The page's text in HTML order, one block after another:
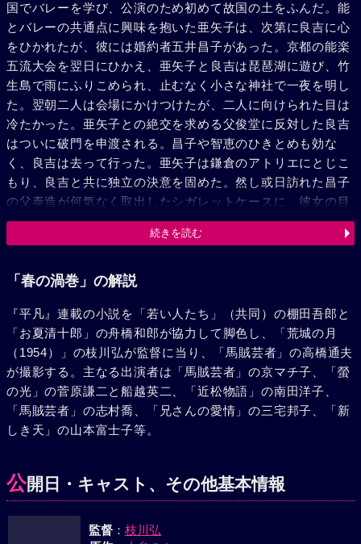
国でバレーを学び、公演のため初めて故国の土をふんだ。能
とバレーの共通点に興味を抱いた亜矢子は、次第に良吉に心
をひかれたが、彼には婚約者五井昌子があった。京都の能楽
五流大会を翌日にひかえ、亜矢子と良吉は琵琶湖に遊び、竹
生島で雨にふりこめられ、止むなく小さな神社で一夜を明し
た。翌朝二人は会場にかけつけたが、二人に向けられた目は
冷たかった。亜矢子との絶交を求める父俊堂に反対した良吉
はついに破門を申渡される。昌子や智恵のひきとめも効な
く、良吉は去って行った。亜矢子は鎌倉のアトリエにとじこ
もり、良吉と共に独立の決意を固めた。然し或日訪れた昌子
の父泰造が何気なく取出したシガレットケースに、彼女の目
は釘づけとなった。それには彼女のコンパクトと同じ凱旋門
のデザインがあった。彼こそパリで幼い亜矢子と母をすてて
のために、そして良吉を能の舞台に帰すために、亜矢子はあ
た。然しその席に良吉の求める亜矢子の姿は見えなかった。
彼女はその日羽田から飛立うしたが、危く駆けつけた良吉の
腕に抱かれた。
続きを読む
「春の渦巻」の解説
『平凡』連載の小説を「若い人たち」（共同）の棚田吾郎と
「お夏清十郎」の舟橋和郎が協力して脚色し、「荒城の月
（1954）」の枝川弘が監督に当り、「馬賊芸者」の高橋通夫
が撮影する。主なる出演者は「馬賊芸者」の京マチ子、「螢
の光」の菅原謙二と船越英二、「近松物語」の南田洋子、
「馬賊芸者」の志村喬、「兄さんの愛情」の三宅邦子、「新
しき天」の山本富士子等。
公開日・キャスト、その他基本情報
監督： 枝川弘